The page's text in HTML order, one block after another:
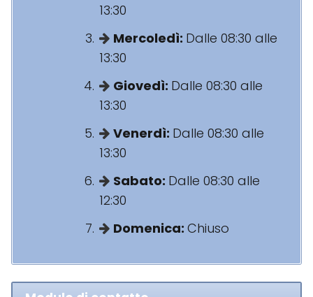
13:30
Mercoledì: Dalle 08:30 alle
13:30
Giovedì: Dalle 08:30 alle
13:30
Venerdì: Dalle 08:30 alle
13:30
Sabato: Dalle 08:30 alle
12:30
Domenica: Chiuso